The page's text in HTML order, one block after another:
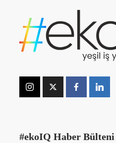
#ekoIQ Haber Bülteni